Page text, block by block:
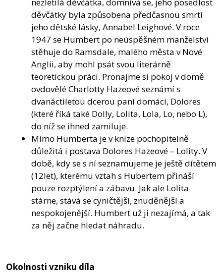
děvčátky byla způsobena předčasnou smrtí
jeho dětské lásky, Annabel Leighové. V roce
1947 se Humbert po neúspěšném manželství
stěhuje do Ramsdale, malého města v Nové
Anglii, aby mohl psát svou literárně
teoretickou práci. Pronajme si pokoj v domě
ovdovělé Charlotty Hazeové seznámí s
dvanáctiletou dcerou paní domácí, Dolores
(které říká také Dolly, Lolita, Lola, Lo, nebo L),
do níž se ihned zamiluje.
Mimo Humberta je v knize pochopitelně
důležitá i postava Dolores Hazeové – Lolity. V
době, kdy se s ní seznamujeme je ještě dítětem
(12let), kterému vztah s Hubertem přináší
pouze rozptýlení a zábavu. Jak ale Lolita
stárne, stává se cyničtější, znuděnější a
nespokojenější. Humbert už ji nezajímá, a tak
za něj začne hledat náhradu.
Okolnosti vzniku díla